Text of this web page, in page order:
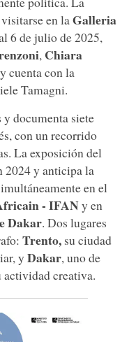
en la Galleria
6 de julio de 2025,
, Chiara
y cuenta con la
Tamagni.
documenta siete
con un recorrido
La exposición del
2024 y anticipa la
en el
- IFANy en
Dakar. Dos lugares
Trento, su ciudad
y Dakar, uno de
actividad creativa.